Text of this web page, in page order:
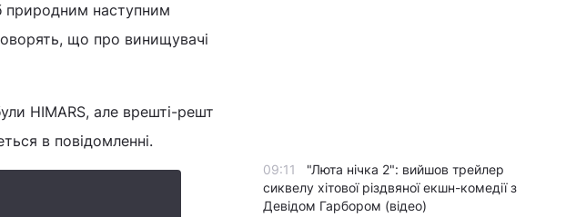
природним наступним
що про винищувачі
HIMARS, але врешті-решт
в повідомленні.
09:11
"Люта нічка 2": вийшов трейлер
сиквелу хітової різдвяної екшн-комедії з
Девідом Гарбором (відео)